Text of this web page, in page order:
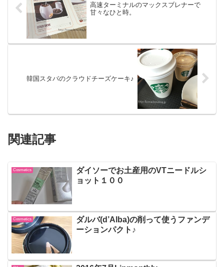
高速ターミナルのマックスブレナーで
甘々なひと時。
韓国スタバのクラウドチーズケーキ♪
関連記事
Cosmetics
ダイソーでお土産用のVTニードルシ
ョット１００
Cosmetics
ダルバ(d’Alba)の削って使うファンデ
ーションパクト♪